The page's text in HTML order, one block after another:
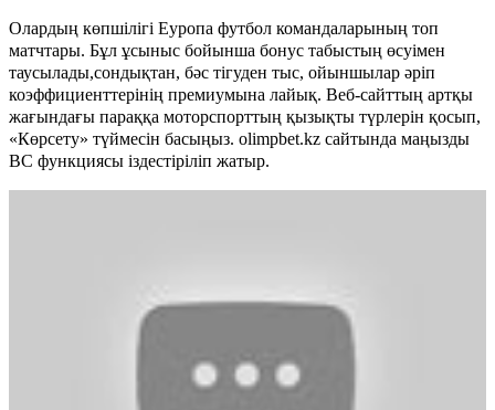
Олардың көпшілігі Еуропа футбол командаларының топ
матчтары. Бұл ұсыныс бойынша бонус табыстың өсуімен
таусылады,сондықтан, бәс тігуден тыс, ойыншылар әріп
коэффициенттерінің премиумына лайық. Веб-сайттың артқы
жағындағы параққа моторспорттың қызықты түрлерін қосып,
«Көрсету» түймесін басыңыз. olimpbet.kz сайтында маңызды
BC функциясы іздестіріліп жатыр.